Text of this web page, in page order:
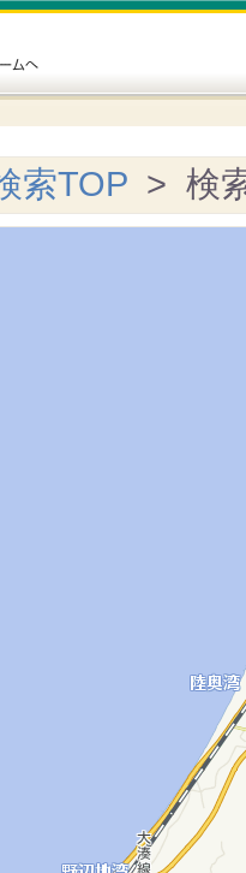
索TOP > 検